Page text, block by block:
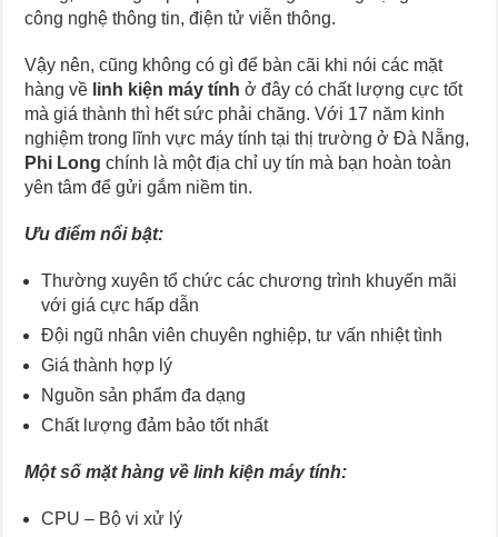
công nghệ thông tin, điện tử viễn thông.
Vậy nên, cũng không có gì để bàn cãi khi nói các mặt
hàng về linh kiện máy tính ở đây có chất lượng cực tốt
mà giá thành thì hết sức phải chăng. Với 17 năm kinh
nghiệm trong lĩnh vực máy tính tại thị trường ở Đà Nẵng,
Phi Long chính là một địa chỉ uy tín mà bạn hoàn toàn
yên tâm để gửi gắm niềm tin.
Ưu điểm nổi bật:
Thường xuyên tổ chức các chương trình khuyến mãi
với giá cực hấp dẫn
Đội ngũ nhân viên chuyên nghiệp, tư vấn nhiệt tình
Giá thành hợp lý
Nguồn sản phẩm đa dạng
Chất lượng đảm bảo tốt nhất
Một số mặt hàng về linh kiện máy tính:
CPU – Bộ vi xử lý